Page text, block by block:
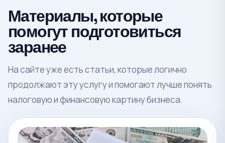
Материалы, которые
помогут подготовиться
заранее
На сайте уже есть статьи, которые логично
продолжают эту услугу и помогают лучше понять
налоговую и финансовую картину бизнеса.